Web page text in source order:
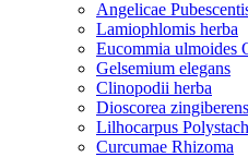
Angelicae
Lamiophlomis herba
Eucommia ulmoides
Gelsemium elegans
Clinopodii herba
Dioscorea
Lilhocarpus
Curcumae Rhizoma